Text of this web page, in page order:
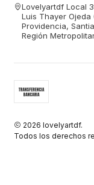
Lovelyartdf Local
Luis Thayer Ojeda
Providencia,
Región
2026 lovelyartdf.
Todos los derechos